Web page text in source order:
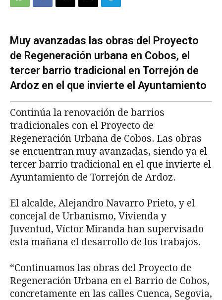
Muy avanzadas las obras del Proyecto
de Regeneración urbana en Cobos, el
tercer barrio tradicional en Torrejón de
Ardoz en el que invierte el Ayuntamiento
Continúa la renovación de barrios
tradicionales con el Proyecto de
Regeneración Urbana de Cobos. Las obras
se encuentran muy avanzadas, siendo ya el
tercer barrio tradicional en el que invierte el
Ayuntamiento de Torrejón de Ardoz.
El alcalde, Alejandro Navarro Prieto, y el
concejal de Urbanismo, Vivienda y
Juventud, Víctor Miranda han supervisado
esta mañana el desarrollo de los trabajos.
“Continuamos las obras del Proyecto de
Regeneración Urbana en el Barrio de Cobos,
concretamente en las calles Cuenca, Segovia,